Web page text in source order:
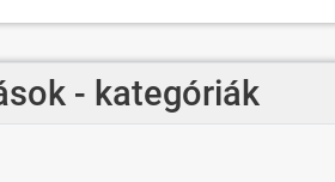
- kategóriák